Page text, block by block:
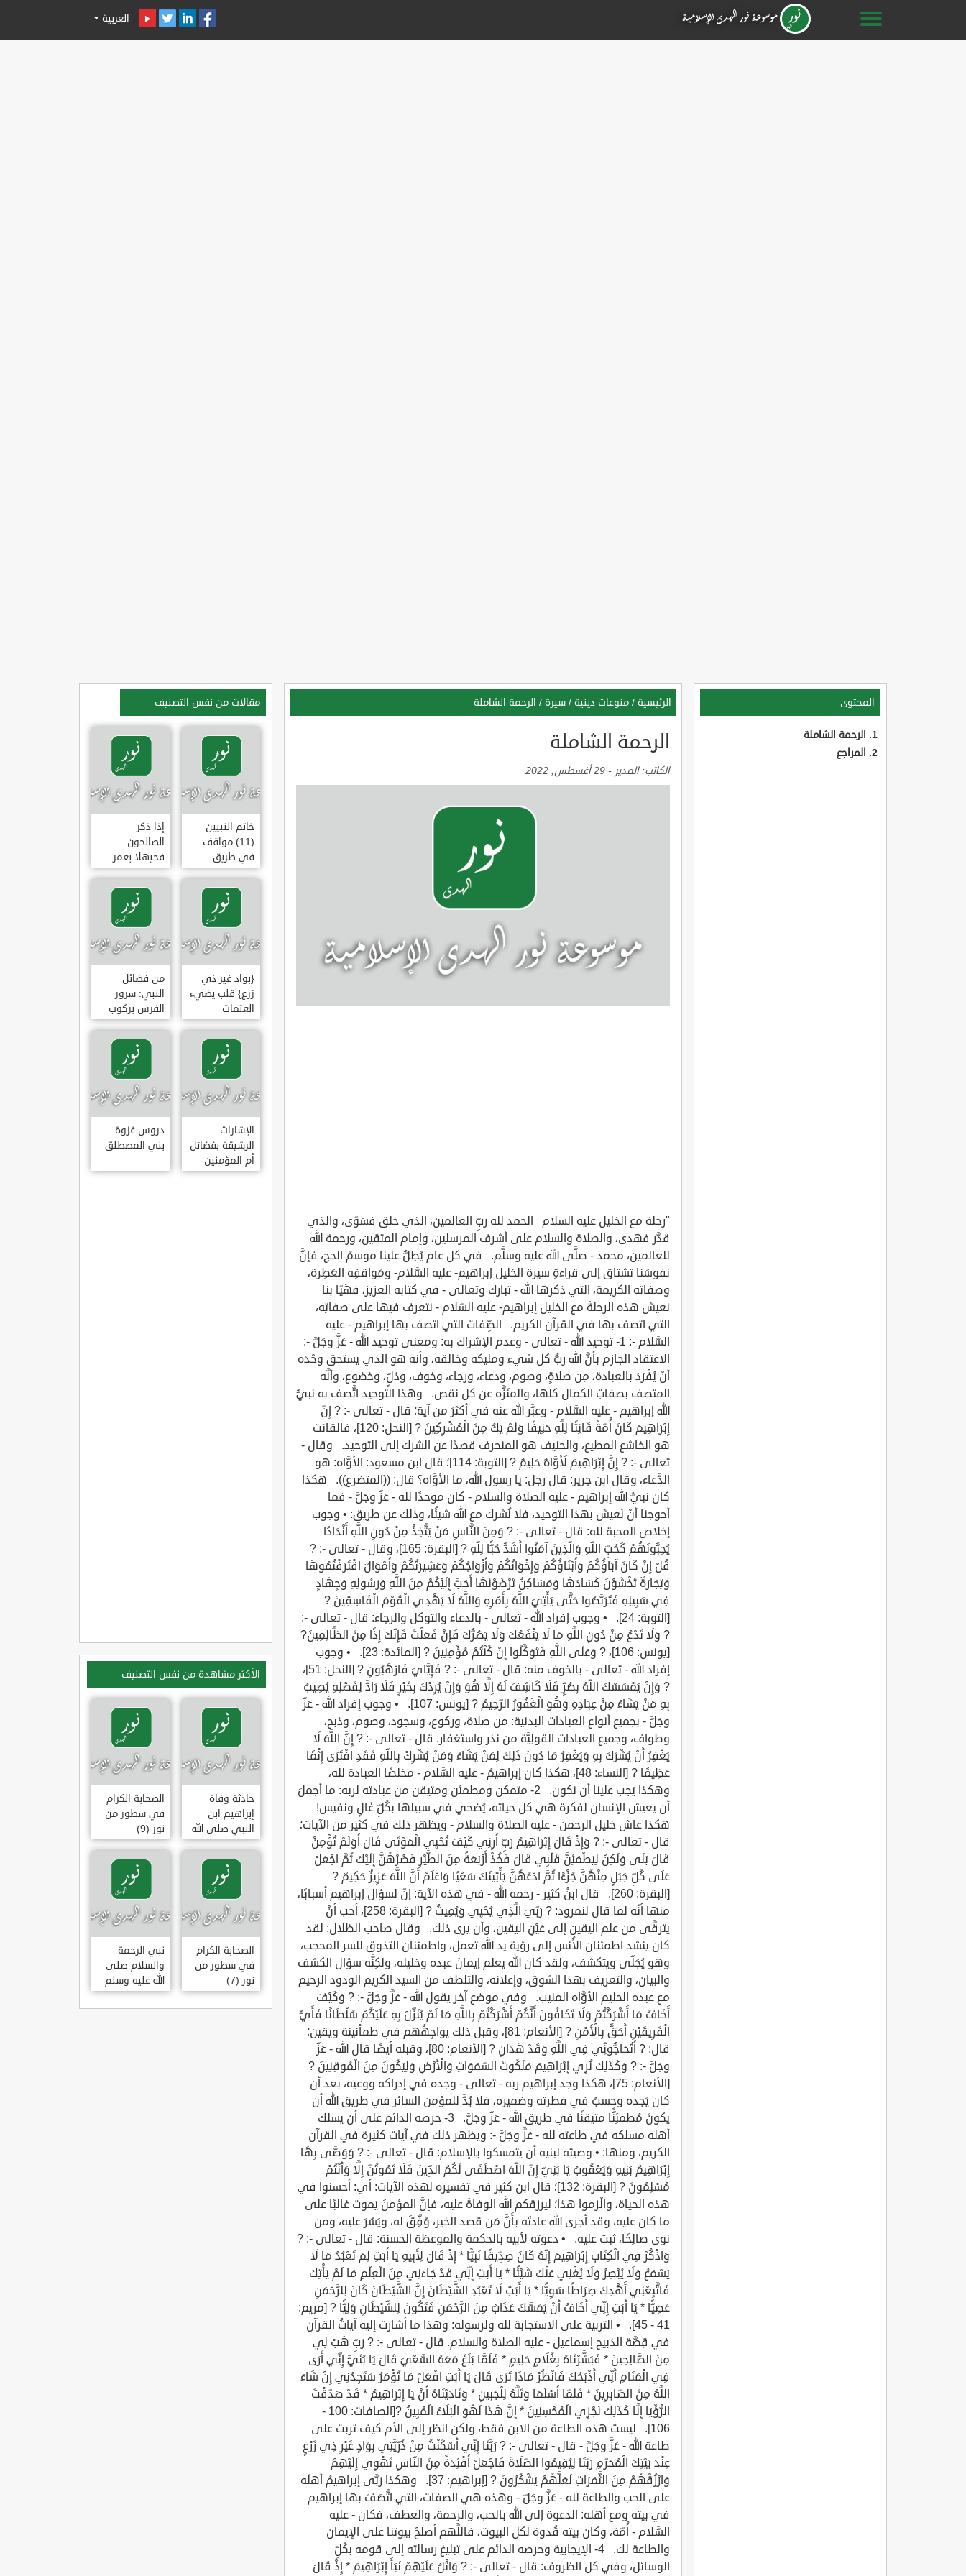
العربية
المحتوى
الرحمة الشاملة
المراجع
الرئيسية / منوعات دينية / سيرة / الرحمة الشاملة
الرحمة الشاملة
الكاتب:المدير - 29 أغسطس, 2022
"رحلة مع الخليل عليه السلام الحمد لله ربِّ العالمين، الذي خلق فسَوَّى، والذي
قدَّر فهدى، والصلاة والسلام على أشرف المرسلين، وإمام المتقين، ورحمة الله
للعالمين، محمد - صلَّى الله عليه وسلَّم. في كل عام يُطِلُّ علينا موسمُ الحج، فإنَّ
نفوسَنا تشتاق إلى قراءةِ سيرة الخليل إبراهيم- عليه السَّلام- ومَواقفِه العَطِرة،
وصفاته الكريمة، التي ذكرها الله - تبارك وتعالى - في كتابه العزيز، فهَيَّا بنا
نعيش هذه الرحلةَ مع الخليل إبراهيم- عليه السَّلام - نتعرف فيها على صفاتِه،
التي اتصف بها في القرآن الكريم. الصِّفات التي اتصف بها إبراهيم - عليه
السَّلام -: 1- توحيد الله - تعالى - وعدم الإشراك به: ومعنى توحيد الله - عَزَّ وجَلَّ -:
الاعتقاد الجازم بأنَّ الله ربُّ كل شيء ومليكه وخالقه، وأنه هو الذي يستحق وحْدَه
أنْ يُفْرَدَ بالعبادة، مِن صلاةٍ، وصوم، ودعاء، ورجاء، وخوف، وذلٍّ، وخضوع، وأنَّه
المتصف بصفاتِ الكمال كلها، والمنَزَّه عن كل نقص. وهذا التوحيد اتَّصف به نبيُّ
الله إبراهيم - عليه السَّلام - وعبَّر الله عنه في أكثرَ من آية؛ قال - تعالى -: ? إِنَّ
إِبْرَاهِيمَ كَانَ أُمَّةً قَانِتًا لِلَّهِ حَنِيفًا وَلَمْ يَكُ مِنَ الْمُشْرِكِينَ ? [النحل: 120]، فالقانت
هو الخاشع المطيع، والحنيف هو المنحرف قصدًا عن الشرك إلى التوحيد. وقال -
تعالى -: ? إِنَّ إِبْرَاهِيمَ لَأَوَّاهٌ حَلِيمٌ ? [التوبة: 114]؛ قال ابن مسعود: الأوَّاه: هو
الدَّعاء، وقال ابن جرير: قال رجل: يا رسول الله، ما الأوَّاه؟ قال: ((المتضرع)). هكذا
كان نبيُّ الله إبراهيم - عليه الصلاة والسلام - كان موحدًا لله - عَزَّ وجَلَّ - فما
أحوجنا أنْ نَعيش بهذا التوحيد، فلا نُشرك مع الله شيئًا، وذلك عن طريق: • وجوب
إخلاص المحبة لله: قال - تعالى -: ? وَمِنَ النَّاسِ مَنْ يَتَّخِذُ مِنْ دُونِ اللَّهِ أَنْدَادًا
يُحِبُّونَهُمْ كَحُبِّ اللَّهِ وَالَّذِينَ آمَنُوا أَشَدُّ حُبًّا لِلَّهِ ? [البقرة: 165]، وقال - تعالى -: ?
قُلْ إِنْ كَانَ آبَاؤُكُمْ وَأَبْنَاؤُكُمْ وَإِخْوَانُكُمْ وَأَزْوَاجُكُمْ وَعَشِيرَتُكُمْ وَأَمْوَالٌ اقْتَرَفْتُمُوهَا
وَتِجَارَةٌ تَخْشَوْنَ كَسَادَهَا وَمَسَاكِنُ تَرْضَوْنَهَا أَحَبَّ إِلَيْكُمْ مِنَ اللَّهِ وَرَسُولِهِ وَجِهَادٍ
فِي سَبِيلِهِ فَتَرَبَّصُوا حَتَّى يَأْتِيَ اللَّهُ بِأَمْرِهِ وَاللَّهُ لَا يَهْدِي الْقَوْمَ الْفَاسِقِينَ ?
[التوبة: 24]. • وجوب إفراد الله - تعالى - بالدعاء والتوكل والرجاء: قال - تعالى -:
? وَلَا تَدْعُ مِنْ دُونِ اللَّهِ مَا لَا يَنْفَعُكَ وَلَا يَضُرُّكَ فَإِنْ فَعَلْتَ فَإِنَّكَ إِذًا مِنَ الظَّالِمِينَ?
[يونس: 106]، ? وَعَلَى اللَّهِ فَتَوَكَّلُوا إِنْ كُنْتُمْ مُؤْمِنِينَ ? [المائدة: 23]. • وجوب
إفراد الله - تعالى - بالخوف منه: قال - تعالى -: ? فَإِيَّايَ فَارْهَبُونِ ? [النحل: 51]،
? وَإِنْ يَمْسَسْكَ اللَّهُ بِضُرٍّ فَلَا كَاشِفَ لَهُ إِلَّا هُوَ وَإِنْ يُرِدْكَ بِخَيْرٍ فَلَا رَادَّ لِفَضْلِهِ يُصِيبُ
بِهِ مَنْ يَشَاءُ مِنْ عِبَادِهِ وَهُوَ الْغَفُورُ الرَّحِيمُ ? [يونس: 107]. • وجوب إفراد الله - عَزَّ
وجَلَّ - بجميع أنواع العبادات البدنية: من صلاة، وركوع، وسجود، وصوم، وذبح،
وطواف، وجميع العبادات القولِيَّة من نذر واستغفار. قال - تعالى -: ? إِنَّ اللَّهَ لَا
يَغْفِرُ أَنْ يُشْرَكَ بِهِ وَيَغْفِرُ مَا دُونَ ذَلِكَ لِمَنْ يَشَاءُ وَمَنْ يُشْرِكْ بِاللَّهِ فَقَدِ افْتَرَى إِثْمًا
عَظِيمًا ? [النساء: 48]، هكذا كان إبراهيمُ - عليه السَّلام - مخلصًا العبادة لله،
وهكذا يَجب علينا أن نكون. 2- متمكن ومطمئن ومتيقن من عبادته لربه: ما أجملَ
أن يعيش الإنسان لفكرة هي كل حياته، يُضحي في سبيلها بكُلِّ غَالٍ ونفيس!
هكذا عاش خليل الرحمن - عليه الصلاة والسلام - ويظهر ذلك في كثير من الآيات؛
قال - تعالى -: ? وَإِذْ قَالَ إِبْرَاهِيمُ رَبِّ أَرِنِي كَيْفَ تُحْيِي الْمَوْتَى قَالَ أَوَلَمْ تُؤْمِنْ
قَالَ بَلَى وَلَكِنْ لِيَطْمَئِنَّ قَلْبِي قَالَ فَخُذْ أَرْبَعَةً مِنَ الطَّيْرِ فَصُرْهُنَّ إِلَيْكَ ثُمَّ اجْعَلْ
عَلَى كُلِّ جَبَلٍ مِنْهُنَّ جُزْءًا ثُمَّ ادْعُهُنَّ يَأْتِينَكَ سَعْيًا وَاعْلَمْ أَنَّ اللَّهَ عَزِيزٌ حَكِيمٌ ?
[البقرة: 260]. قال ابنُ كثير - رحمه الله - في هذه الآية: إنَّ لسؤال إبراهيم أسبابًا،
منها أنَّه لما قال لنمرود: ? رَبِّيَ الَّذِي يُحْيِي وَيُمِيتُ ? [البقرة: 258]، أحب أنْ
يترقَّى من علم اليقين إلى عَيْنِ اليقين، وأن يرى ذلك. وقال صاحب الظلال: لقد
كان ينشد اطمئنان الأُنس إلى رؤية يد الله تعمل، واطمئنان التذوق للسر المحجب،
وهو يُجَلَّى ويتكشف، ولقد كان الله يعلم إيمانَ عبده وخليله، ولكِنَّه سؤال الكشف
والبيان، والتعريف بهذا الشوق، وإعلانه، والتلطف من السيد الكريم الودود الرحيم
مع عبده الحليم الأوَّاه المنيب. وفي موضع آخر يقول الله - عَزَّ وجَلَّ -: ? وَكَيْفَ
أَخَافُ مَا أَشْرَكْتُمْ وَلَا تَخَافُونَ أَنَّكُمْ أَشْرَكْتُمْ بِاللَّهِ مَا لَمْ يُنَزِّلْ بِهِ عَلَيْكُمْ سُلْطَانًا فَأَيُّ
الْفَرِيقَيْنِ أَحَقُّ بِالْأَمْنِ ? [الأنعام: 81]، وقبل ذلك يواجِهُهم في طمأنينة ويقين؛
قال: ? أَتُحَاجُّونِّي فِي اللَّهِ وَقَدْ هَدَانِ ? [الأنعام: 80]، وقبله أيضًا قال الله - عَزَّ
وجَلَّ -: ? وَكَذَلِكَ نُرِي إِبْرَاهِيمَ مَلَكُوتَ السَّمَوَاتِ وَالْأَرْضِ وَلِيَكُونَ مِنَ الْمُوقِنِينَ ?
[الأنعام: 75]، هكذا وجد إبراهيم ربه - تعالى - وجده في إدراكه ووعيه، بعد أن
كان يَجده وحسبُ في فطرته وضميره، فلا بُدَّ للمؤمن السائر في طريق الله أن
يكونَ مُطمئِنًّا متيقنًا في طريق الله - عَزَّ وجَلَّ. 3- حرصه الدائم على أن يسلك
أهله مسلكه في طاعته لله - عَزَّ وجَلَّ -: ويظهر ذلك في آيات كثيرة في القرآن
الكريم، ومنها: • وصيته لبنيه أن يتمسكوا بالإسلام: قال - تعالى -: ? وَوَصَّى بِهَا
إِبْرَاهِيمُ بَنِيهِ وَيَعْقُوبُ يَا بَنِيَّ إِنَّ اللَّهَ اصْطَفَى لَكُمُ الدِّينَ فَلَا تَمُوتُنَّ إِلَّا وَأَنْتُمْ
مُسْلِمُونَ ? [البقرة: 132]؛ قال ابن كثير في تفسيره لهذه الآيات: أي: أحسنوا في
هذه الحياة، والْزموا هذا؛ ليرزقكم الله الوفاةَ عليه، فإنَّ المؤمنَ يَموت غالبًا على
ما كان عليه، وقد أجرى الله عادتَه بأَنَّ مَن قصد الخير، وُفِّقَ له، ويَسُرَ عليه، ومن
نوى صالِحًا، ثبت عليه. • دعوته لأبيه بالحكمة والموعظة الحسنة: قال - تعالى -: ?
وَاذْكُرْ فِي الْكِتَابِ إِبْرَاهِيمَ إِنَّهُ كَانَ صِدِّيقًا نَبِيًّا * إِذْ قَالَ لِأَبِيهِ يَا أَبَتِ لِمَ تَعْبُدُ مَا لَا
يَسْمَعُ وَلَا يُبْصِرُ وَلَا يُغْنِي عَنْكَ شَيْئًا * يَا أَبَتِ إِنِّي قَدْ جَاءَنِي مِنَ الْعِلْمِ مَا لَمْ يَأْتِكَ
فَاتَّبِعْنِي أَهْدِكَ صِرَاطًا سَوِيًّا * يَا أَبَتِ لَا تَعْبُدِ الشَّيْطَانَ إِنَّ الشَّيْطَانَ كَانَ لِلرَّحْمَنِ
عَصِيًّا * يَا أَبَتِ إِنِّي أَخَافُ أَنْ يَمَسَّكَ عَذَابٌ مِنَ الرَّحْمَنِ فَتَكُونَ لِلشَّيْطَانِ وَلِيًّا ? [مريم:
41 - 45]. • التربية على الاستجابة لله ولرسوله: وهذا ما أشارت إليه آياتُ القرآن
في قِصَّة الذبيح إسماعيل - عليه الصلاة والسلام. قال - تعالى -: ? رَبِّ هَبْ لِي
مِنَ الصَّالِحِينَ * فَبَشَّرْنَاهُ بِغُلَامٍ حَلِيمٍ * فَلَمَّا بَلَغَ مَعَهُ السَّعْيَ قَالَ يَا بُنَيَّ إِنِّي أَرَى
فِي الْمَنَامِ أَنِّي أَذْبَحُكَ فَانْظُرْ مَاذَا تَرَى قَالَ يَا أَبَتِ افْعَلْ مَا تُؤْمَرُ سَتَجِدُنِي إِنْ شَاءَ
اللَّهُ مِنَ الصَّابِرِينَ * فَلَمَّا أَسْلَمَا وَتَلَّهُ لِلْجَبِينِ * وَنَادَيْنَاهُ أَنْ يَا إِبْرَاهِيمُ * قَدْ صَدَّقْتَ
الرُّؤْيَا إِنَّا كَذَلِكَ نَجْزِي الْمُحْسِنِينَ * إِنَّ هَذَا لَهُوَ الْبَلَاءُ الْمُبِينُ ?[الصافات: 100 -
106]. ليست هذه الطاعة من الابن فقط، ولكن انظر إلى الأم كيف تربت على
طاعة الله - عَزَّ وجَلَّ - قال - تعالى -: ? رَبَّنَا إِنِّي أَسْكَنْتُ مِنْ ذُرِّيَّتِي بِوَادٍ غَيْرِ ذِي زَرْعٍ
عِنْدَ بَيْتِكَ الْمُحَرَّمِ رَبَّنَا لِيُقِيمُوا الصَّلَاةَ فَاجْعَلْ أَفْئِدَةً مِنَ النَّاسِ تَهْوِي إِلَيْهِمْ
وَارْزُقْهُمْ مِنَ الثَّمَرَاتِ لَعَلَّهُمْ يَشْكُرُونَ ? [إبراهيم: 37]. وهكذا رَبَّى إبراهيمُ أهلَه
على الحب والطاعة لله - عَزَّ وجَلَّ - وهذه هي الصفات، التي اتَّصَفَ بها إبراهيم
في بيته ومع أهله: الدعوة إلى الله بالحب، والرحمة، والعطف، فكان - عليه
السَّلام - أُمَّة، وكان بيته قُدوة لكل البيوت، فاللَّهم أصلحْ بيوتنا على الإيمان
والطاعة لك. 4- الإيجابية وحرصه الدائم على تبليغ رسالته إلى قومه بكُلِّ
الوسائل، وفي كل الظروف: قال - تعالى -: ? وَاتْلُ عَلَيْهِمْ نَبَأَ إِبْرَاهِيمَ * إِذْ قَالَ
مقالات من نفس التصنيف
خاتم النبيين
(11) مواقف
في طريق
الهجرة
إذا ذكر
الصالحون
فحيهلا بعمر
(خطبة)
{بواد غير ذي
زرع} قلب يضيء
العتمات
من فضائل
النبي: سرور
الفرس بركوب
النبي وخضوع
البراق له
الإشارات
الرشيقة بفضائل
أم المؤمنين
عائشة الصديقة
دروس غزوة
بني المصطلق
الأكثر مشاهدة من نفس التصنيف
حادثة وفاة
إبراهيم ابن
النبي صلى الله
عليه وسلم
(وقفة تأملية)
الصحابة الكرام
في سطور من
نور (9)
الصحابة الكرام
في سطور من
نور (7)
نبي الرحمة
والسلام صلى
الله عليه وسلم